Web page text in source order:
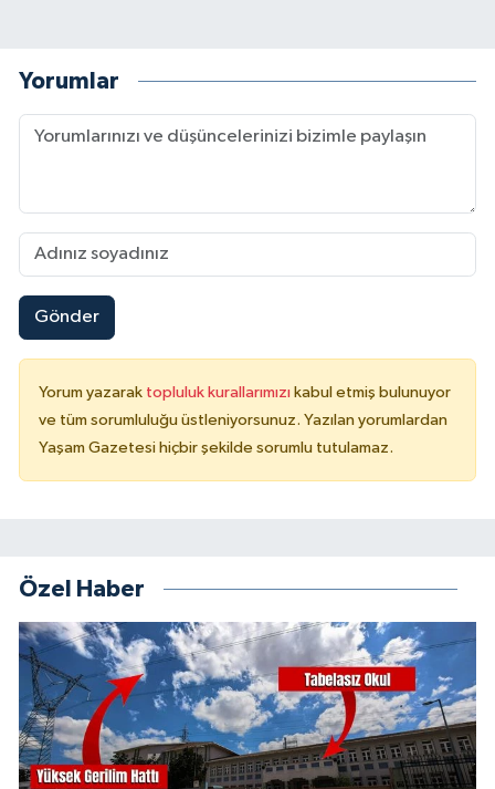
Yorumlar
Gönder
Yorum yazarak topluluk kurallarımızı kabul etmiş bulunuyor
ve tüm sorumluluğu üstleniyorsunuz. Yazılan yorumlardan
Yaşam Gazetesi hiçbir şekilde sorumlu tutulamaz.
Özel Haber